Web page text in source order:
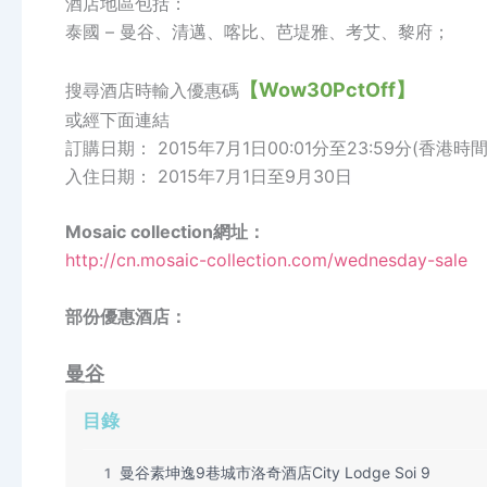
泰國 – 曼谷、清邁、喀比、芭堤雅、考艾、黎府；
搜尋酒店時輸入優惠碼 【Wow30PctOff】
或經下面連結
訂購日期： 2015年7月1日00:01分至23:59分(香港時
入住日期： 2015年7月1日至9月30日
Mosaic collection網址：
http://cn.mosaic-collection.com/wednesday-sale
部份優惠酒店：
曼谷
目錄
1 曼谷素坤逸9巷城市洛奇酒店City Lodge Soi 9